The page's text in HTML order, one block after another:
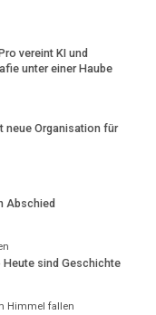
vereint KI und
unter einer Haube
neue Organisation für
Abschied
Heute sind Geschichte
Himmel fallen